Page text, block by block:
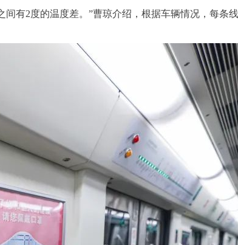
2度的温度差。”曹琼介绍，根据车辆情况，每条线